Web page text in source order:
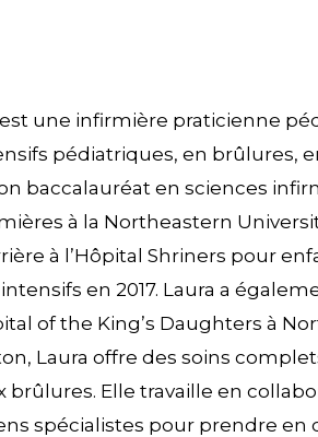
est une infirmière praticienne
pédiatriques, en brûlures,
baccalauréat en sciences
à la Northeastern
à l’Hôpital Shriners pour
en 2017. Laura a
of the King’s Daughters à
Laura offre des soins
brûlures. Elle travaille en
spécialistes pour prendre en